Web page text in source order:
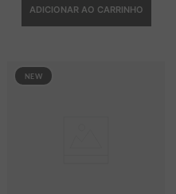
ADICIONAR AO CARRINHO
NEW